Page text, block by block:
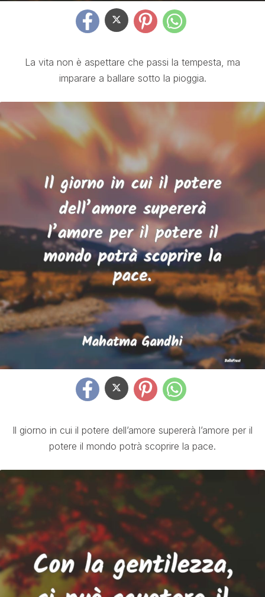
La vita non è aspettare che passi la tempesta, ma
imparare a ballare sotto la pioggia.
Il giorno in cui il potere dell’amore supererà l’amore per il
potere il mondo potrà scoprire la pace.